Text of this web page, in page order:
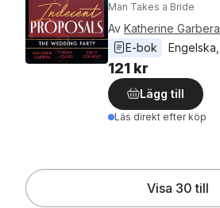
Man Takes a Bride
Av Katherine Garbera
E-bok
Engelska
121 kr
Lägg till
Läs direkt efter köp
Visa 30 till